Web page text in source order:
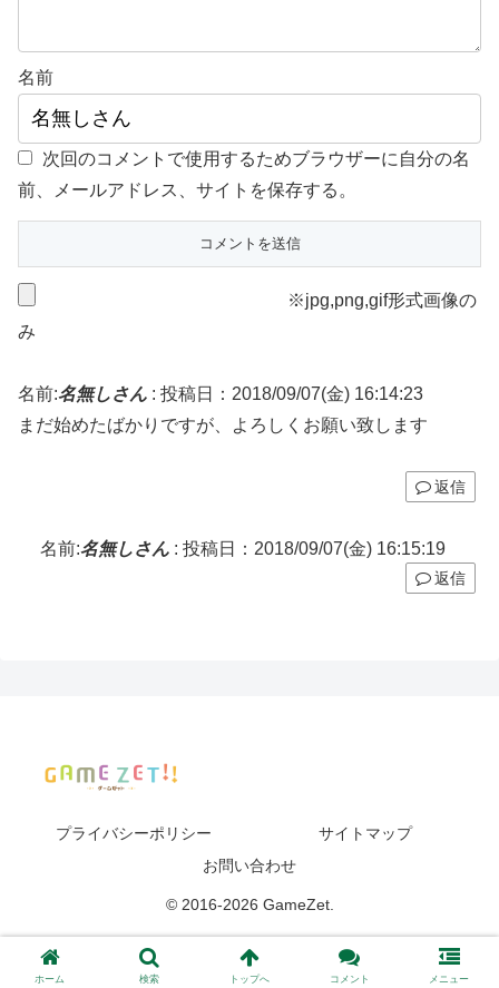
名前
次回のコメントで使用するためブラウザーに自分の名
前、メールアドレス、サイトを保存する。
※jpg,png,gif形式画像の
み
名前:名無しさん : 投稿日：2018/09/07(金) 16:14:23
まだ始めたばかりですが、よろしくお願い致します
返信
名前:名無しさん : 投稿日：2018/09/07(金) 16:15:19
返信
プライバシーポリシー
サイトマップ
お問い合わせ
© 2016-2026 GameZet.
ホーム 検索 トップへ コメント メニュー